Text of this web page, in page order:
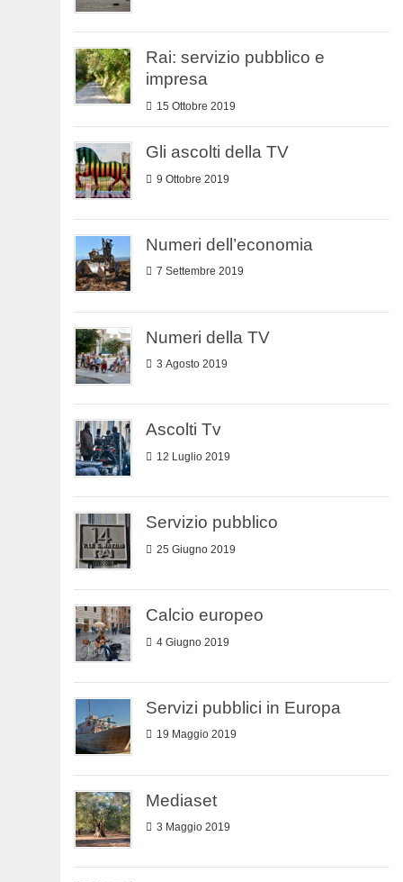
Rai: servizio pubblico e
impresa
15 Ottobre 2019
Gli ascolti della TV
9 Ottobre 2019
Numeri dell’economia
7 Settembre 2019
Numeri della TV
3 Agosto 2019
Ascolti Tv
12 Luglio 2019
Servizio pubblico
25 Giugno 2019
Calcio europeo
4 Giugno 2019
Servizi pubblici in Europa
19 Maggio 2019
Mediaset
3 Maggio 2019